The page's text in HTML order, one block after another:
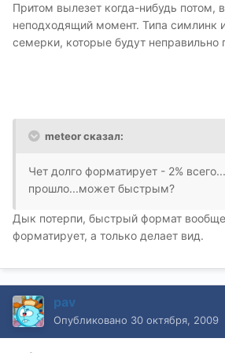
Притом вылезет когда-нибудь потом,
неподходящий момент. Типа симлинк
семерки, которые будут
meteor сказал:
Чет долго форматирует - 2%
прошло...может быстрым?
Дык потерпи, быстрый формат вообще
форматирует, а только делает вид.
pav
Опубликовано 30 октября, 2009